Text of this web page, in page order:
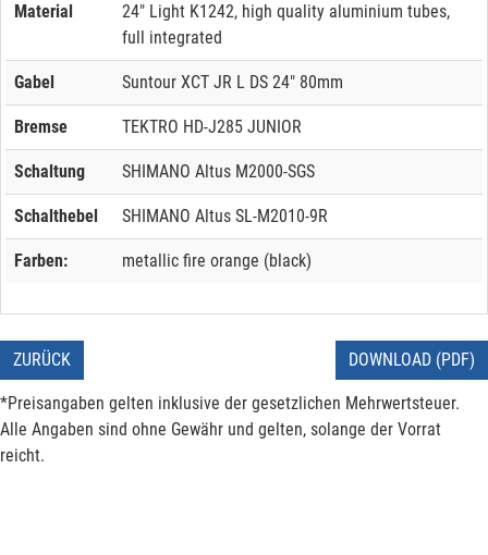
Material
24" Light K1242, high quality aluminium tubes,
full integrated
Gabel Suntour XCT JR L DS 24" 80mm
Bremse TEKTRO HD-J285 JUNIOR
Schaltung SHIMANO Altus M2000-SGS
Schalthebel SHIMANO Altus SL-M2010-9R
Farben: metallic fire orange (black)
ZURÜCK DOWNLOAD (PDF)
*Preisangaben gelten inklusive der gesetzlichen Mehrwertsteuer.
Alle Angaben sind ohne Gewähr und gelten, solange der Vorrat
reicht.